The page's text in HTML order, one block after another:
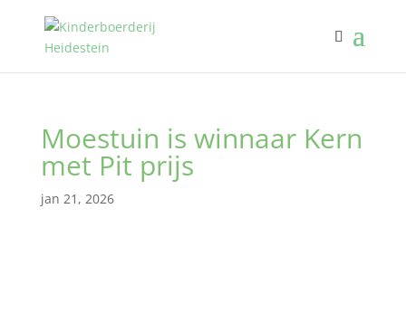
Moestuin is winnaar Kern
met Pit prijs
jan 21, 2026